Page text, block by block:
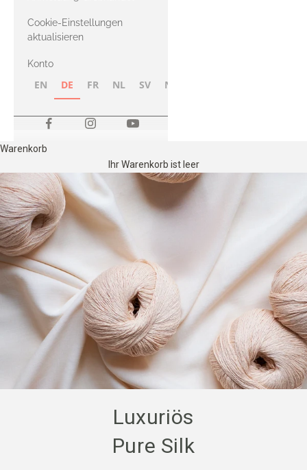
Cookie-Einstellungen
aktualisieren
Konto
EN DE FR NL SV NB
Warenkorb
Ihr Warenkorb ist leer
Luxuriös
Pure Silk